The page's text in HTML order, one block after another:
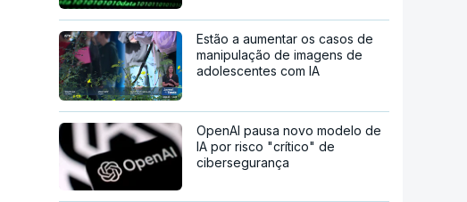
Estão a aumentar os casos de
manipulação de imagens de
adolescentes com IA
OpenAI pausa novo modelo de
IA por risco "crítico" de
cibersegurança